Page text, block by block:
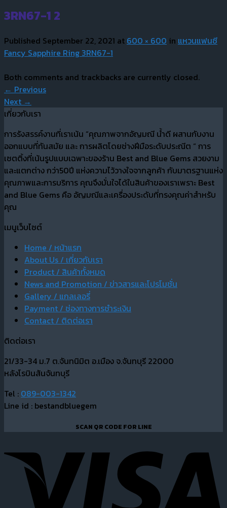
3RN67-1 2
Published September 22, 2021 at 600 × 600 in แหวนแฟนซี
Fancy Sapphire Ring 3RN67-1
Both comments and trackbacks are currently closed.
← Previous
Next →
เกี่ยวกับเรา
การรังสรรค์งานที่เราเน้น “คุณภาพจากอัญมณี น้ำดี ผสานกับงาน
ออกแบบที่ทันสมัย และ การผลิตโดยช่างฝีมือระดับประณีต “ การ
เซตติ้งที่เน้นรูปแบบเฉพาะของร้าน Best and Blue Gems สวยงาม
และแตกต่าง กว่า50ปี แห่งความไว้วางใจจากลูกค้า กับมาตรฐานแห่ง
คุณภาพและการบริการ คุณจึงมั่นใจได้ในสินค้าของเราเพราะ Best
and Blue Gems คือ อัญมณีและเครื่องประดับที่ทรงคุณค่าสำหรับ
คุณ
เมนูเว็บไซต์
Home / หน้าแรก
About Us / เกี่ยวกับเรา
Product / สินค้าทั้งหมด
News and Promotion / ข่าวสารและโปรโมชั่น
Gallery / แกลเลอรี่
Payment / ช่องทางการชำระเงิน
Contact / ติดต่อเรา
ติดต่อเรา
21/33-34 ม.7 ต.จันทนิมิต อ.เมือง จ.จันทบุรี 22000
หลังโรบินสันจันทบุรี
Tel : 089-003-1342
Line id : bestandbluegem
SCAN QR CODE FOR LINE